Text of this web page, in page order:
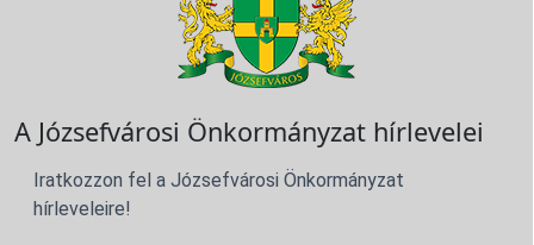
A Józsefvárosi Önkormányzat hírlevelei
Iratkozzon fel a Józsefvárosi Önkormányzat
hírleveleire!